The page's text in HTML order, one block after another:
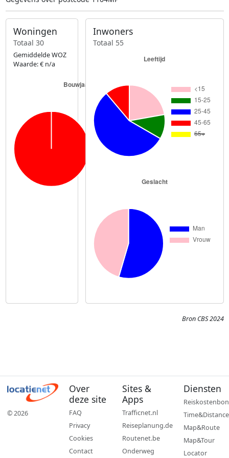
Woningen
Totaal 30
Gemiddelde WOZ
Waarde: € n/a
Inwoners
Totaal 55
Bron CBS 2024
© 2026
Over
deze site
FAQ
Privacy
Cookies
Contact
Sites &
Apps
Trafficnet.nl
Reiseplanung.de
Routenet.be
Onderweg
Diensten
Reiskostenbon
Time&Distance
Map&Route
Map&Tour
Locator